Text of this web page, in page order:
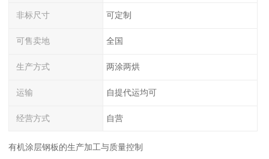
非标尺寸 可定制
可售卖地 全国
生产方式 两涂两烘
运输 自提代运均可
经营方式 自营
有机涂层钢板的生产加工与质量控制